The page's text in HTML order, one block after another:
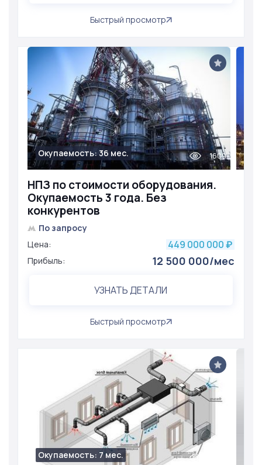
Быстрый просмотр
НПЗ по стоимости оборудования.
Окупаемость 3 года. Без
конкурентов
Окупаемость: 36 мес. 1609
По запросу
Цена:
449 000 000 ₽
Прибыль: 12 500 000/мес
УЗНАТЬ ДЕТАЛИ
Быстрый просмотр
Окупаемость: 7 мес.